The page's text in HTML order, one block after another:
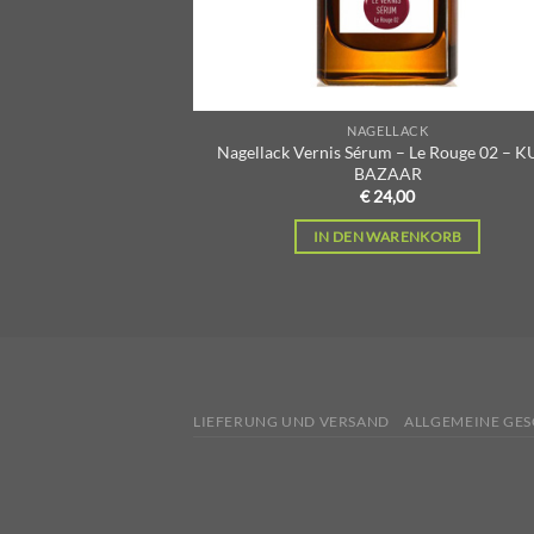
NAGELLACK
Nagellack Vernis Sérum – Le Rouge 02 –
BAZAAR
€24,00
IN DEN WARENKORB
LIEFERUNG UND VERSAND ALLGEMEINE